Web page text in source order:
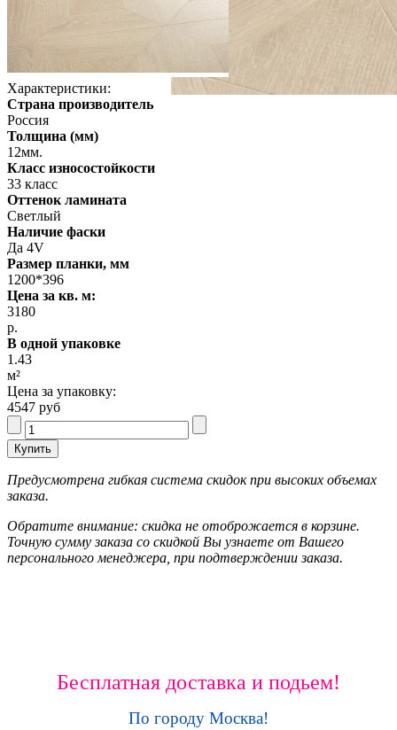
Характеристики:
Страна производитель
Россия
Толщина (мм)
12мм.
Класс износостойкости
33 класс
Оттенок ламината
Светлый
Наличие фаски
Да 4V
Размер планки, мм
1200*396
Цена за кв. м:
3180
р.
В одной упаковке
1.43
м²
Цена за упаковку:
4547 руб
Предусмотрена гибкая система скидок при высоких объемах
заказа.
Обратите внимание: скидка не отоброжается в корзине.
Точную сумму заказа со скидкой Вы узнаете от Вашего
персонального менеджера, при подтверждении заказа.
Бесплатная доставка и подьем!
По городу Москва!